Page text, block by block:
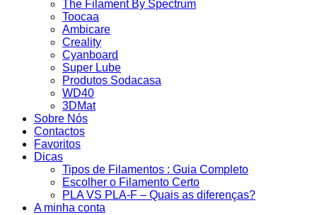
The Filament By Spectrum
Toocaa
Ambicare
Creality
Cyanboard
Super Lube
Produtos Sodacasa
WD40
3DMat
Sobre Nós
Contactos
Favoritos
Dicas
Tipos de Filamentos : Guia Completo
Escolher o Filamento Certo
PLA VS PLA-F – Quais as diferenças?
A minha conta